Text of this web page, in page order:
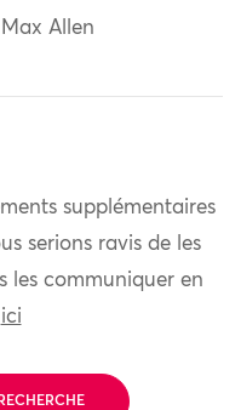
Allen
supplémentaires
serions ravis de les
les communiquer en
ici